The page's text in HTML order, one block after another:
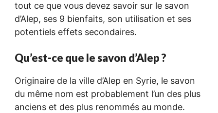
tout ce que vous devez savoir sur le savon
d’Alep, ses 9 bienfaits, son utilisation et ses
potentiels effets secondaires.
Qu’est-ce que le savon d’Alep ?
Originaire de la ville d’Alep en Syrie, le savon
du même nom est probablement l’un des plus
anciens et des plus renommés au monde.